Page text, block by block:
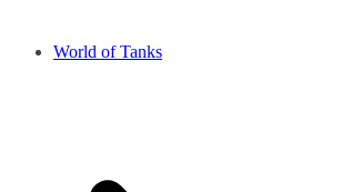
World of Tanks